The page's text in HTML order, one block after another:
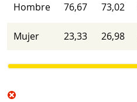
Hombre 76,67 73,02
Mujer 23,33 26,98